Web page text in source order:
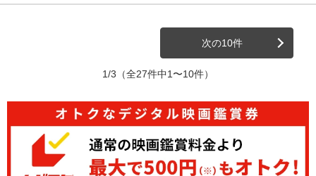
次の10件
1/3 （全27件中1〜10件）